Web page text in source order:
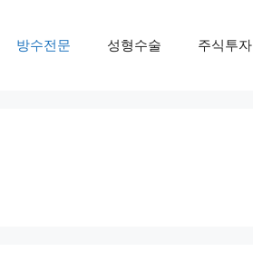
방수전문 성형수술 주식투자